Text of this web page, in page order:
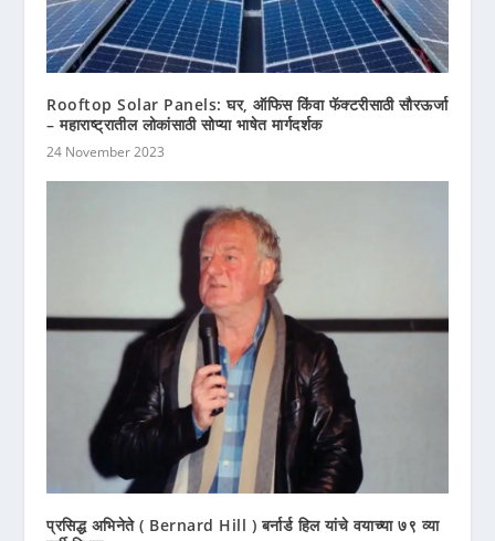
Rooftop Solar Panels: घर, ऑफिस किंवा फॅक्टरीसाठी सौरऊर्जा
– महाराष्ट्रातील लोकांसाठी सोप्या भाषेत मार्गदर्शक
24 November 2023
प्रसिद्ध अभिनेते ( Bernard Hill ) बर्नार्ड हिल यांचे वयाच्या ७९ व्या